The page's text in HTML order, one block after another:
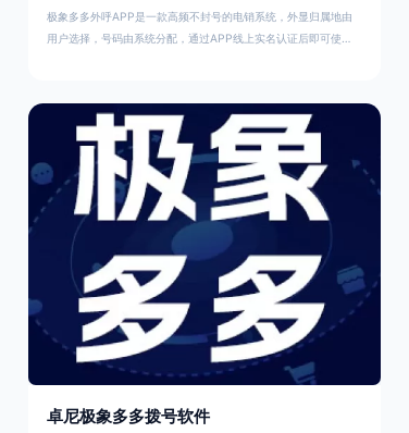
极象多多外呼APP是一款高频不封号的电销系统，外显归属地由
用户选择，号码由系统分配，通过APP线上实名认证后即可使
餐饮等等正规行业。
卓尼极象多多拨号软件